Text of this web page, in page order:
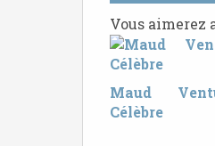
Vous aimerez
Maud
Célèbre